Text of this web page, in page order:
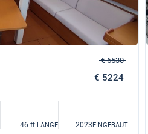
€ 6530
€ 5224
46 ft LANGE 2023EINGEBAUT